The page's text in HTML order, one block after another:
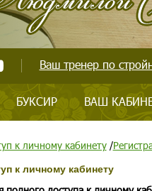
Ваш тренер по
БУКСИР ВАШ
к личному кабинету/
к личному кабинету